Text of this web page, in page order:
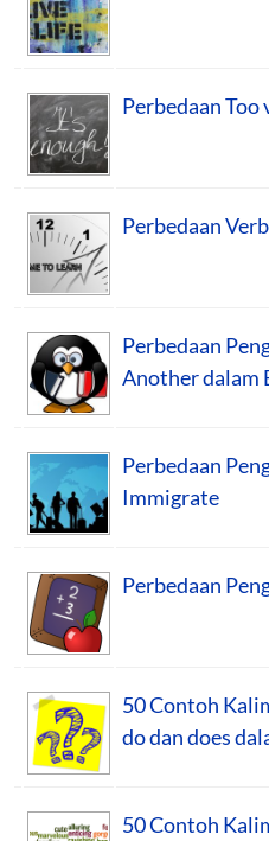
Perbedaan Too
Perbedaan
Perbedaan
Another dalam
Perbedaan
Immigrate
Perbedaan
50 Contoh
do dan does
50 Contoh